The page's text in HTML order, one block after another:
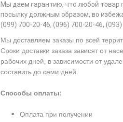
Мы даем гарантию, что любой товар
посылку должным образом, во
(099) 700-20-46, (096) 700-20-46,
Мы доставляем заказы по всей
Сроки доставки заказа зависят от
рабочих дней, в зависимости от
составить до семи дней.
Способы оплаты:
Оплата при получении